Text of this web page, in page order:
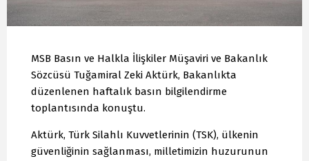
MSB Basın ve Halkla İlişkiler Müşaviri ve Bakanlık
Sözcüsü Tuğamiral Zeki Aktürk, Bakanlıkta
düzenlenen haftalık basın bilgilendirme
toplantısında konuştu.
Aktürk, Türk Silahlı Kuvvetlerinin (TSK), ülkenin
güvenliğinin sağlanması, milletimizin huzurunun